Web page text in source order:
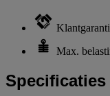
Max.
Specificaties